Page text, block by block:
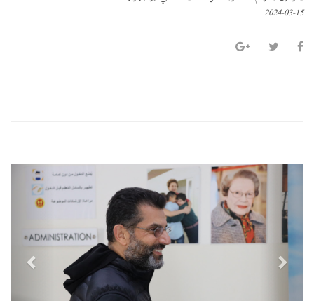
2024-03-15
P
r
i
o
u
N
e
x
t